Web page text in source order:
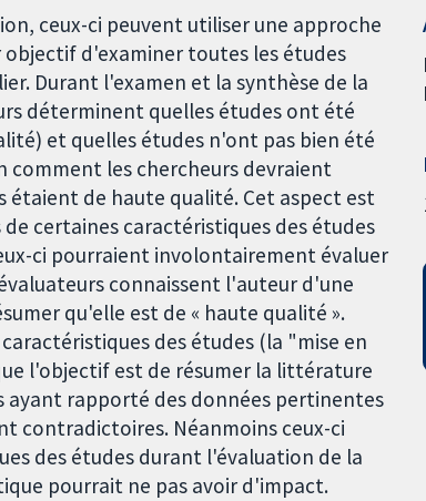
ceux-ci peuvent utiliser une approche
objectif d'examiner toutes les études
Durant l'examen et la synthèse de la
déterminent quelles études ont été
et quelles études n'ont pas bien été
comment les chercheurs devraient
étaient de haute qualité. Cet aspect est
certaines caractéristiques des études
ci pourraient involontairement évaluer
connaissent l'auteur d'une
qu'elle est de « haute qualité ».
des études (la "mise en
l'objectif est de résumer la littérature
ayant rapporté des données pertinentes
contradictoires. Néanmoins ceux-ci
des études durant l'évaluation de la
pourrait ne pas avoir d'impact.